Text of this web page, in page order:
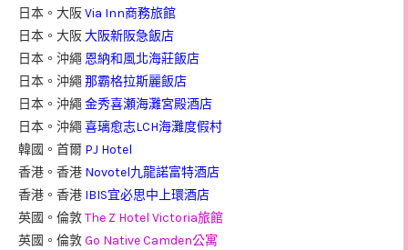
日本。大阪Via Inn商務旅館
日本。大阪大阪新阪急飯店
日本。沖繩 恩納和風北海莊飯店
日本。沖繩那霸格拉斯麗飯店
日本。沖繩金秀喜瀬海灘宮殿酒店
日本。沖繩喜璃愈志LCH海灘度假村
韓國。首爾 PJ Hotel
香港。香港 Novotel九龍諾富特酒店
香港。香港 IBIS宜必思中上環酒店
英國。倫敦The Z Hotel Victoria旅館
英國。倫敦Go Native Camden公寓